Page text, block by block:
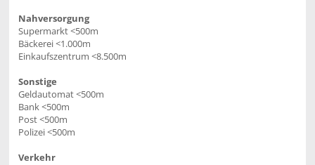
Nahversorgung
Supermarkt <500m
Bäckerei <1.000m
Einkaufszentrum <8.500m
Sonstige
Geldautomat <500m
Bank <500m
Post <500m
Polizei <500m
Verkehr